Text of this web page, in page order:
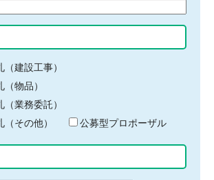
建設工事）
物品）
業務委託）
その他）
公募型プロポーザル